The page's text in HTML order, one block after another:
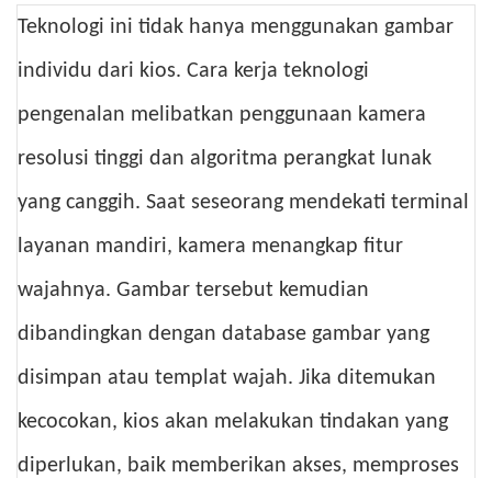
Teknologi ini tidak hanya menggunakan gambar
individu dari kios. Cara kerja teknologi
pengenalan melibatkan penggunaan kamera
resolusi tinggi dan algoritma perangkat lunak
yang canggih. Saat seseorang mendekati terminal
layanan mandiri, kamera menangkap fitur
wajahnya. Gambar tersebut kemudian
dibandingkan dengan database gambar yang
disimpan atau templat wajah. Jika ditemukan
kecocokan, kios akan melakukan tindakan yang
diperlukan, baik memberikan akses, memproses